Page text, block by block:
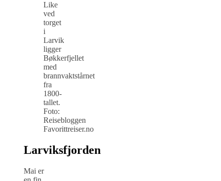
Like
ved
torget
i
Larvik
ligger
Bøkkerfjellet
med
brannvaktstårnet
fra
1800-
tallet.
Foto:
Reisebloggen
Favorittreiser.no
Larviksfjorden
Mai er